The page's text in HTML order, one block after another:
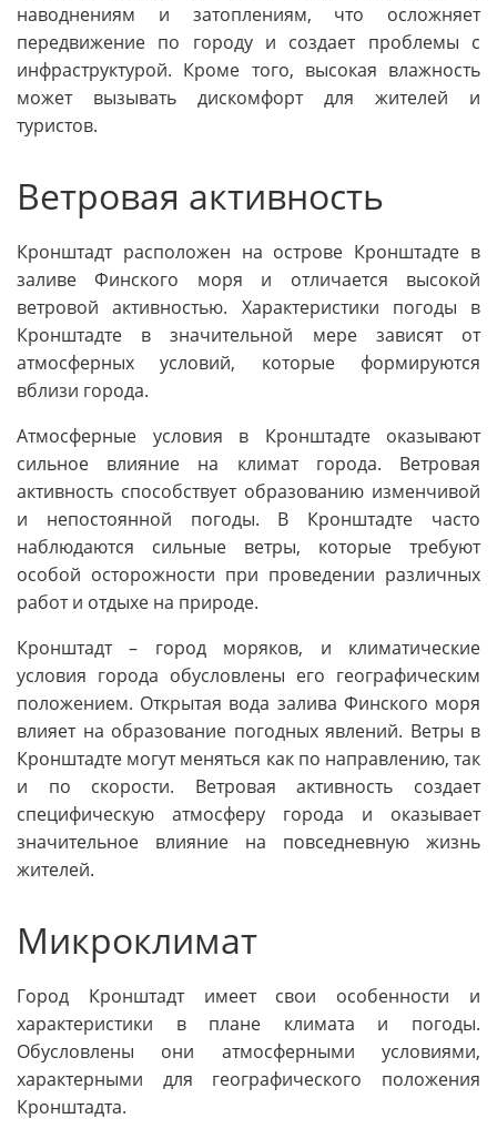
наводнениям и затоплениям, что осложняет
передвижение по городу и создает проблемы с
инфраструктурой. Кроме того, высокая влажность
может вызывать дискомфорт для жителей и
туристов.
Ветровая активность
Кронштадт расположен на острове Кронштадте в
заливе Финского моря и отличается высокой
ветровой активностью. Характеристики погоды в
Кронштадте в значительной мере зависят от
атмосферных условий, которые формируются
вблизи города.
Атмосферные условия в Кронштадте оказывают
сильное влияние на климат города. Ветровая
активность способствует образованию изменчивой
и непостоянной погоды. В Кронштадте часто
наблюдаются сильные ветры, которые требуют
особой осторожности при проведении различных
работ и отдыхе на природе.
Кронштадт – город моряков, и климатические
условия города обусловлены его географическим
положением. Открытая вода залива Финского моря
влияет на образование погодных явлений. Ветры в
Кронштадте могут меняться как по направлению, так
и по скорости. Ветровая активность создает
специфическую атмосферу города и оказывает
значительное влияние на повседневную жизнь
жителей.
Микроклимат
Город Кронштадт имеет свои особенности и
характеристики в плане климата и погоды.
Обусловлены они атмосферными условиями,
характерными для географического положения
Кронштадта.